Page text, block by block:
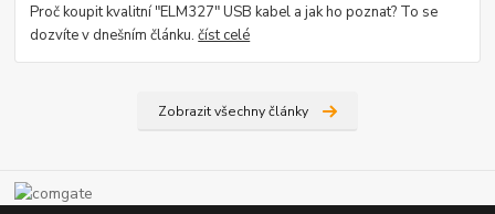
Proč koupit kvalitní "ELM327" USB kabel a jak ho poznat? To se
dozvíte v dnešním článku.číst celé
Zobrazit všechny články